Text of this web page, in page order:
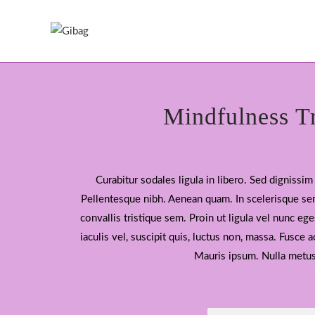
Mindfulness
Curabitur sodales ligula in libero. Sed
Pellentesque nibh. Aenean quam. In scelerisque
convallis tristique sem. Proin ut ligula vel nunc
iaculis vel, suscipit quis, luctus non, massa. Fusce
Mauris ipsum. Nulla